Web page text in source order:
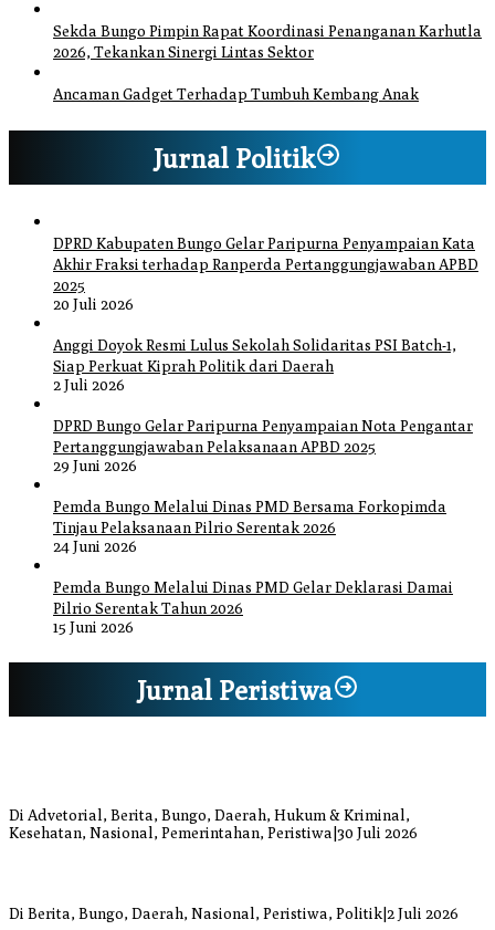
Sekda Bungo Pimpin Rapat Koordinasi Penanganan Karhutla
2026, Tekankan Sinergi Lintas Sektor
Ancaman Gadget Terhadap Tumbuh Kembang Anak
Jurnal Politik
DPRD Kabupaten Bungo Gelar Paripurna Penyampaian Kata
Akhir Fraksi terhadap Ranperda Pertanggungjawaban APBD
2025
20 Juli 2026
Anggi Doyok Resmi Lulus Sekolah Solidaritas PSI Batch-1,
Siap Perkuat Kiprah Politik dari Daerah
2 Juli 2026
DPRD Bungo Gelar Paripurna Penyampaian Nota Pengantar
Pertanggungjawaban Pelaksanaan APBD 2025
29 Juni 2026
Pemda Bungo Melalui Dinas PMD Bersama Forkopimda
Tinjau Pelaksanaan Pilrio Serentak 2026
24 Juni 2026
Pemda Bungo Melalui Dinas PMD Gelar Deklarasi Damai
Pilrio Serentak Tahun 2026
15 Juni 2026
Jurnal Peristiwa
Di Advetorial, Berita, Bungo, Daerah, Hukum & Kriminal,
Kesehatan, Nasional, Pemerintahan, Peristiwa 30 Juli 2026
Di Berita, Bungo, Daerah, Nasional, Peristiwa, Politik|2 Juli 2026